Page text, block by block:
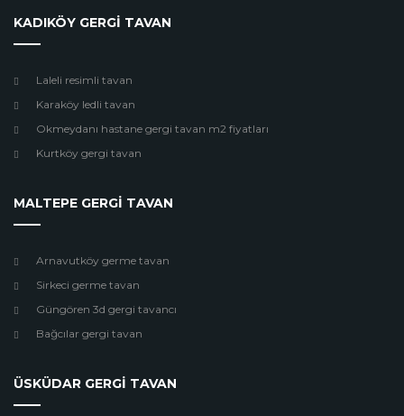
KADIKÖY GERGİ TAVAN
Laleli resimli tavan
Karaköy ledli tavan
Okmeydanı hastane gergi tavan m2 fiyatları
Kurtköy gergi tavan
MALTEPE GERGİ TAVAN
Arnavutköy germe tavan
Sirkeci germe tavan
Güngören 3d gergi tavancı
Bağcılar gergi tavan
ÜSKÜDAR GERGİ TAVAN